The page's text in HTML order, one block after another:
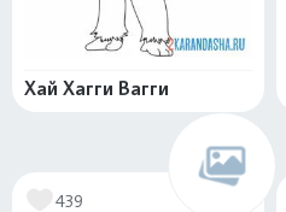
Хай Хагги Вагги
439